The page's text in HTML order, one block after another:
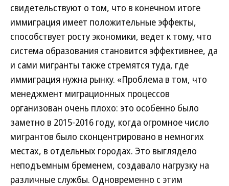
свидетельствуют о том, что в конечном итоге
иммиграция имеет положительные эффекты,
способствует росту экономики, ведет к тому, что
система образования становится эффективнее, да
и сами мигранты также стремятся туда, где
иммиграция нужна рынку. «Проблема в том, что
менеджмент миграционных процессов
организован очень плохо: это особенно было
заметно в 2015-2016 году, когда огромное число
мигрантов было сконцентрировано в немногих
местах, в отдельных городах. Это выглядело
неподъемным бременем, создавало нагрузку на
различные службы. Одновременно с этим